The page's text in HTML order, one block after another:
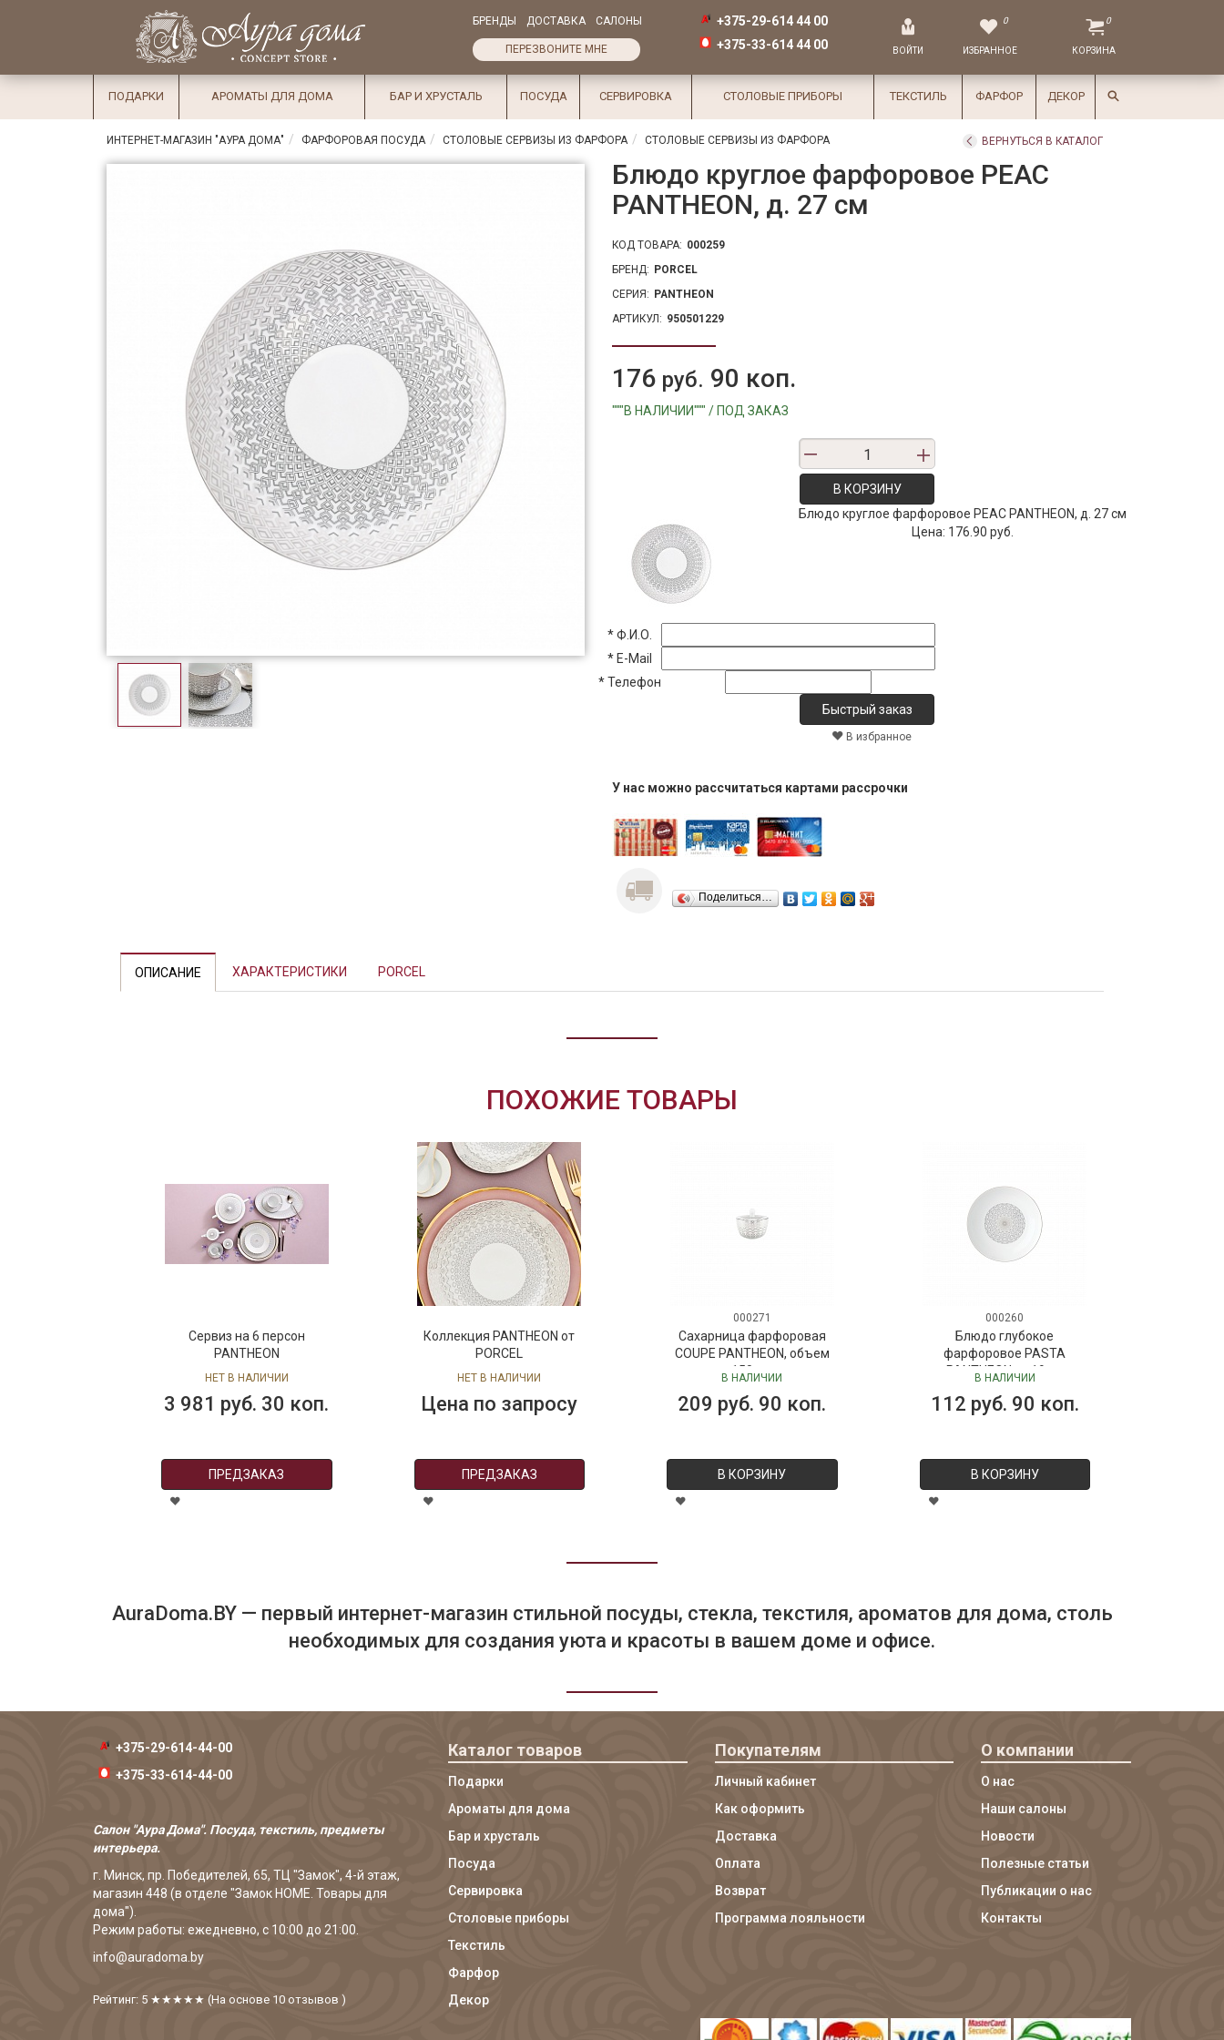
Избранное
×
СалоныДоставка
Оплата
Подарки
Ароматы
для дома
БРЕНДЫ ДОСТАВКА САЛОНЫ
ПЕРЕЗВОНИТЕ МНЕ
+375-29-614 44 00
+375-33-614 44 00
ВОЙТИ
0
ИЗБРАННОЕ
0
КОРЗИНА
ПОДАРКИ АРОМАТЫ ДЛЯ ДОМА БАР И ХРУСТАЛЬ ПОСУДА СЕРВИРОВКА СТОЛОВЫЕ ПРИБОРЫ ТЕКСТИЛЬ ФАРФОР ДЕКОР
ИНТЕРНЕТ-МАГАЗИН "АУРА ДОМА" ФАРФОРОВАЯ ПОСУДА СТОЛОВЫЕ СЕРВИЗЫ ИЗ ФАРФОРА СТОЛОВЫЕ СЕРВИЗЫ ИЗ ФАРФОРА ВЕРНУТЬСЯ В КАТАЛОГ
Блюдо круглое фарфоровое PEAC
PANTHEON, д. 27 см
КОД ТОВАРА: 000259
БРЕНД: PORCEL
СЕРИЯ: PANTHEON
АРТИКУЛ: 950501229
176 руб. 90 коп.
"""В НАЛИЧИИ""" / ПОД ЗАКАЗ
В КОРЗИНУ
Блюдо круглое фарфоровое PEAC PANTHEON, д. 27 см
Цена: 176.90 руб.
*Ф.И.О.
* E-Mail
*Телефон
В избранное
У нас можно рассчитаться картами рассрочки
Поделиться…
ОПИСАНИЕ ХАРАКТЕРИСТИКИ PORCEL
ПОХОЖИЕ ТОВАРЫ
Сервиз на 6 персон
PANTHEON
НЕТ В НАЛИЧИИ
3 981 руб. 30 коп.
ПРЕДЗАКАЗ
Коллекция PANTHEON от
PORCEL
НЕТ В НАЛИЧИИ
Цена по запросу
ПРЕДЗАКАЗ
000271
Сахарница фарфоровая
COUPE PANTHEON, объем
150 мл
В НАЛИЧИИ
209 руб. 90 коп.
В КОРЗИНУ
000260
Блюдо глубокое
фарфоровое PASTA
PANTHEON, д. 19 см
В НАЛИЧИИ
112 руб. 90 коп.
В КОРЗИНУ
AuraDoma.BY — первый интернет-магазин стильной посуды, стекла, текстиля, ароматов для дома, столь
необходимых для создания уюта и красоты в вашем доме и офисе.
+375-29-614-44-00
+375-33-614-44-00
Салон "Аура Дома". Посуда, текстиль, предметы
интерьера.
г. Минск, пр. Победителей, 65, ТЦ "Замок", 4-й этаж,
магазин 448 (в отделе "Замок HOME. Товары для
дома").
Режим работы: ежедневно, с 10:00 до 21:00.
info@auradoma.by
Рейтинг: 5 ★★★★★ (На основе 10 отзывов )
Каталог товаров
Подарки
Ароматы для дома
Бар и хрусталь
Посуда
Сервировка
Столовые приборы
Текстиль
Фарфор
Декор
Покупателям
Личный кабинет
Как оформить
Доставка
Оплата
Возврат
Программа лояльности
О компании
О нас
Наши салоны
Новости
Полезные статьи
Публикации о нас
Контакты